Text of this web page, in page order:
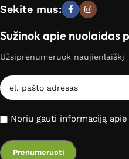
Sekite mus:
Sužinok apie nuolaidas
Užsiprenumeruok naujienlaiškį
Noriu gauti informaciją